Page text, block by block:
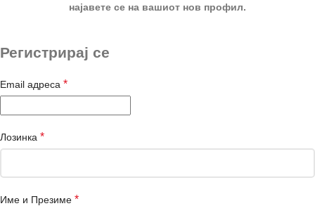
најавете се на вашиот нов профил.
Регистрирај се
Email адреса *
Лозинка *
Име и Презиме *